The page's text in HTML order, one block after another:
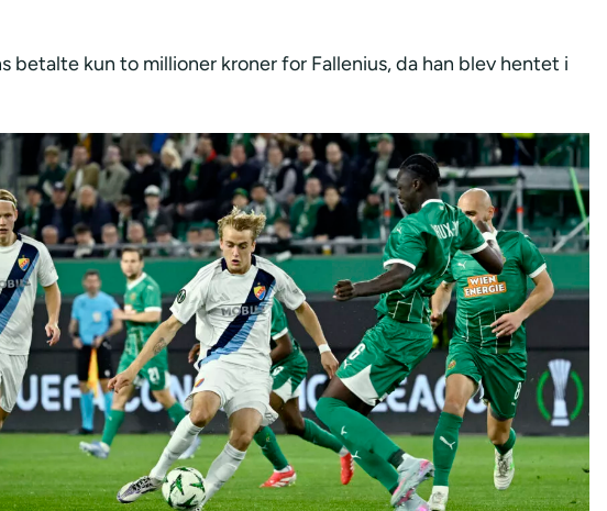
betalte kun to millioner kroner for Fallenius, da han blev hentet i